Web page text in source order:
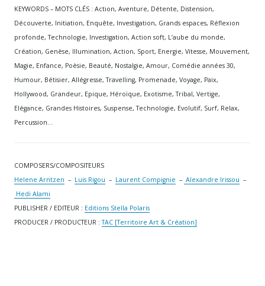
KEYWORDS – MOTS CLÉS : Action, Aventure, Détente, Distension,
Découverte, Initiation, Enquête, Investigation, Grands espaces, Réflexion
profonde, Technologie, Investigation, Action soft, L’aube du monde,
Création, Genèse, Illumination, Action, Sport, Energie, Vitesse, Mouvement,
Magie, Enfance, Poèsie, Beauté, Nostalgie, Amour, Comédie années 30,
Humour, Bétisier, Allégresse, Travelling, Promenade, Voyage, Paix,
Hollywood, Grandeur, Epique, Héroïque, Exotisme, Tribal, Vertige,
Elégance, Grandes Histoires, Suspense, Technologie, Evolutif, Surf, Relax,
Percussion…
COMPOSERS/COMPOSITEURS
Helene Arntzen – Luis Rigou – Laurent Compignie – Alexandre Irissou –
Hedi Alami
PUBLISHER / EDITEUR : Editions Stella Polaris
PRODUCER / PRODUCTEUR :TAC [Territoire Art & Création]